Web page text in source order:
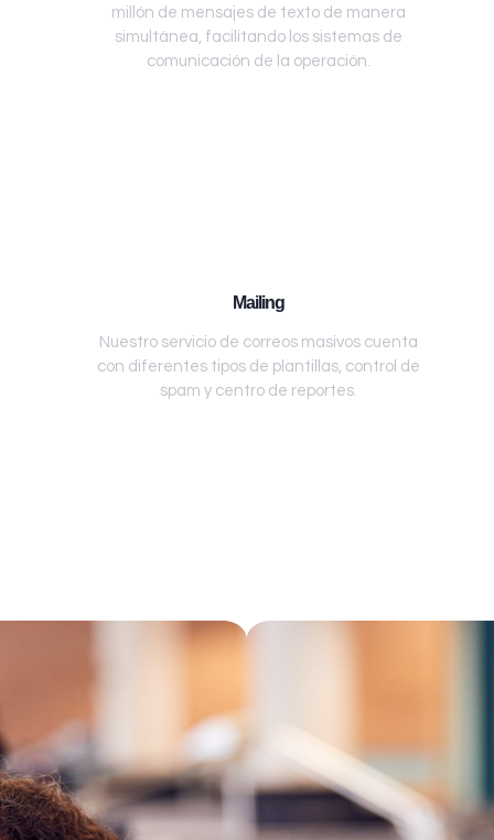
millón de mensajes de texto de manera
simultánea, facilitando los sistemas de
comunicación de la operación.
Mailing
Nuestro servicio de correos masivos cuenta
con diferentes tipos de plantillas, control de
spam y centro de reportes.